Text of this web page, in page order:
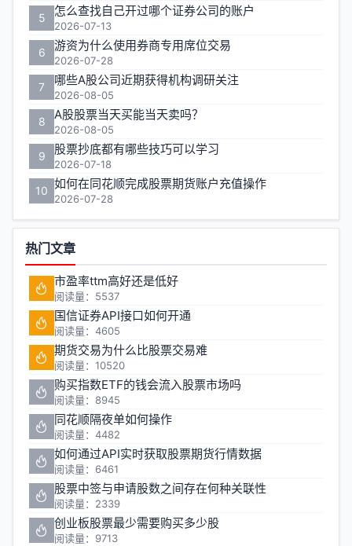
5 怎么查找自己开过哪个证券公司的账户
2026-07-13
6 游资为什么使用券商专用席位交易
2026-07-28
7 哪些A股公司近期获得机构调研关注
2026-08-05
8 A股股票当天买能当天卖吗？
2026-08-05
9 股票抄底都有哪些技巧可以学习
2026-07-18
10 如何在同花顺完成股票期货账户充值操作
2026-07-28
热门文章
市盈率ttm高好还是低好
阅读量：5537
国信证券API接口如何开通
阅读量：4605
期货交易为什么比股票交易难
阅读量：10520
购买指数ETF的钱会流入股票市场吗
阅读量：8945
同花顺隔夜单如何操作
阅读量：4482
如何通过API实时获取股票期货行情数据
阅读量：6461
股票中签与申请股数之间存在何种关联性
阅读量：2339
创业板股票最少需要购买多少股
阅读量：9713